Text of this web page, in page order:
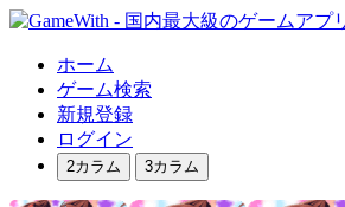
ホーム
ゲーム検索
新規登録
ログイン
2カラム 3カラム